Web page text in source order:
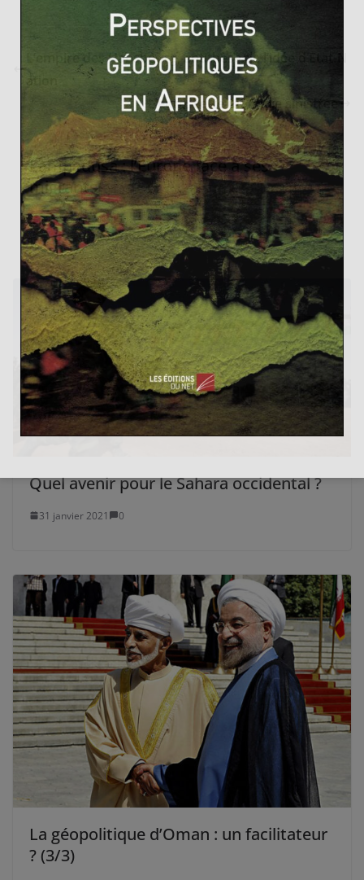
L’empire des Habsbourg, antithèse de l’idée d’Etat-N
ation
L’euro, cette monnaie sinistrée
Lampedusa : l’Europe face à ses
migrants
10 octobre 2013 0
Quel avenir pour le Sahara occidental ?
31 janvier 2021 0
La géopolitique d’Oman : un facilitateur
? (3/3)